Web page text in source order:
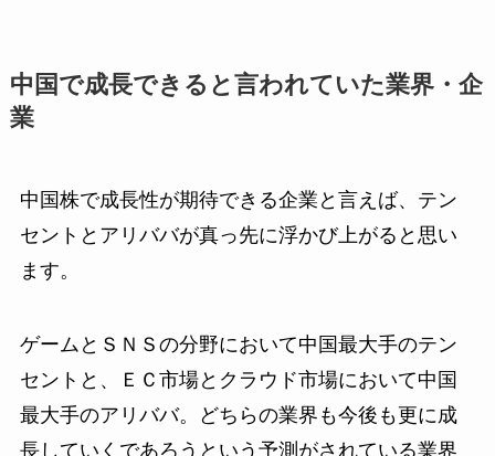
中国で成長できると言われていた業界・企
業
中国株で成長性が期待できる企業と言えば、テン
セントとアリババが真っ先に浮かび上がると思い
ます。
ゲームとＳＮＳの分野において中国最大手のテン
セントと、ＥＣ市場とクラウド市場において中国
最大手のアリババ。どちらの業界も今後も更に成
長していくであろうという予測がされている業界